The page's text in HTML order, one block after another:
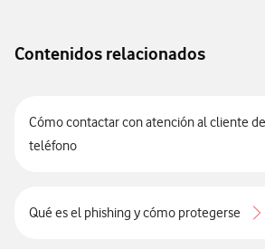
Contenidos relacionados
Cómo contactar con atención al cliente
teléfono
Qué es el phishing y cómo protegerse